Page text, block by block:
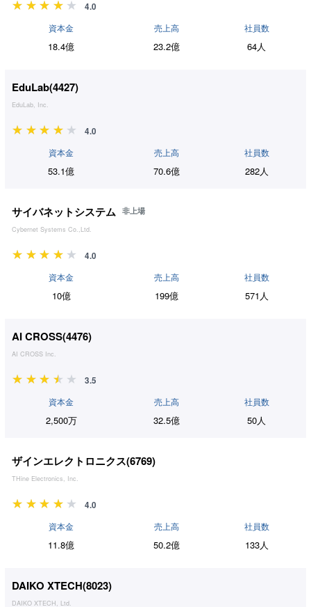
4.0
資本金
18.4億
売上高
23.2億
社員数
64人
EduLab(4427)
EduLab, Inc.
4.0
資本金
53.1億
売上高
70.6億
社員数
282人
サイバネットシステム 非上場
Cybernet Systems Co.,Ltd.
4.0
資本金
10億
売上高
199億
社員数
571人
AI CROSS(4476)
AI CROSS Inc.
3.5
資本金
2,500万
売上高
32.5億
社員数
50人
ザインエレクトロニクス(6769)
THine Electronics, Inc.
4.0
資本金
11.8億
売上高
50.2億
社員数
133人
DAIKO XTECH(8023)
DAIKO XTECH, Ltd.